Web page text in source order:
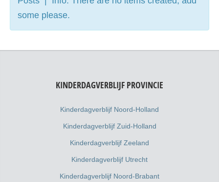
some please.
KINDERDAGVERBLIJF PROVINCIE
Kinderdagverblijf Noord-Holland
Kinderdagverblijf Zuid-Holland
Kinderdagverblijf Zeeland
Kinderdagverblijf Utrecht
Kinderdagverblijf Noord-Brabant